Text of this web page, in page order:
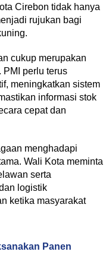
Cirebon tidak hanya
rujukan bagi
cukup merupakan
PMI perlu terus
meningkatkan sistem
informasi stok
cepat dan
menghadapi
Wali Kota meminta
serta
logistik
ketika masyarakat
Panen